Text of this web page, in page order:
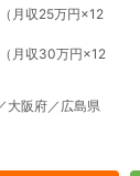
月収25万円×12
月収30万円×12
大阪府／広島県